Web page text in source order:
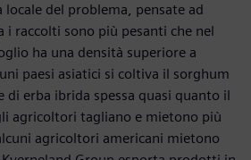
del problema, pensate ad
i raccolti sono più pesanti che nel
ha una densità superiore a
paesi asiatici si coltiva il sorghum
di erba ibrida spessa quasi quanto il
agricoltori tagliano e mietono più
agricoltori americani mietono